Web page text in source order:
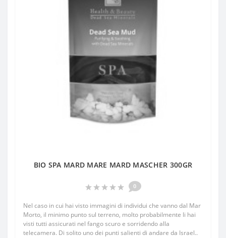
BIO SPA MARD MARE MARD MASCHER 300GR
0
Nel caso in cui hai visto immagini di individui che vanno dal Mar
Morto, il minimo punto sul terreno, molto probabilmente li hai
visti tutti assicurati nel fango scuro e sorridendo alla
telecamera. Di solito uno dei punti salienti di andare da Israel..